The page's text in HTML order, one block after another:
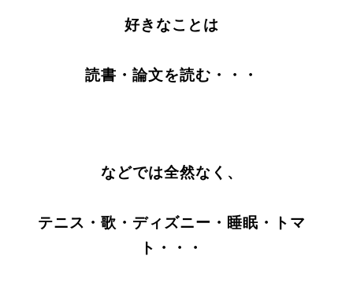
好きなことは
読書・論文を読む・・・
などでは全然なく、
テニス・歌・ディズニー・睡眠・トマ
ト・・・